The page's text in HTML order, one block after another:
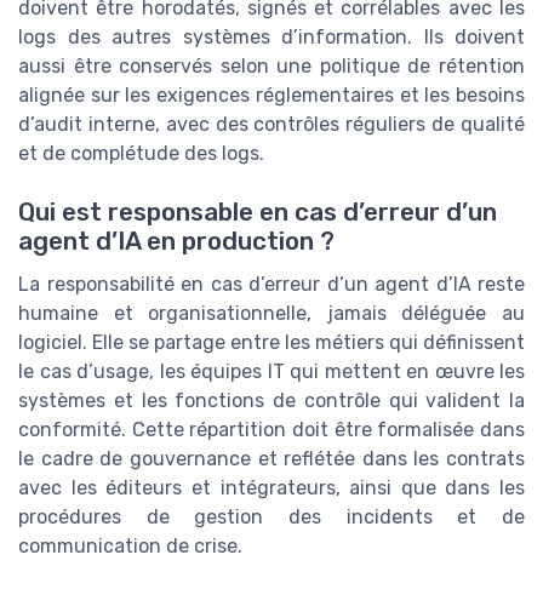
doivent être horodatés, signés et corrélables avec les
logs des autres systèmes d’information. Ils doivent
aussi être conservés selon une politique de rétention
alignée sur les exigences réglementaires et les besoins
d’audit interne, avec des contrôles réguliers de qualité
et de complétude des logs.
Qui est responsable en cas d’erreur d’un
agent d’IA en production ?
La responsabilité en cas d’erreur d’un agent d’IA reste
humaine et organisationnelle, jamais déléguée au
logiciel. Elle se partage entre les métiers qui définissent
le cas d’usage, les équipes IT qui mettent en œuvre les
systèmes et les fonctions de contrôle qui valident la
conformité. Cette répartition doit être formalisée dans
le cadre de gouvernance et reflétée dans les contrats
avec les éditeurs et intégrateurs, ainsi que dans les
procédures de gestion des incidents et de
communication de crise.